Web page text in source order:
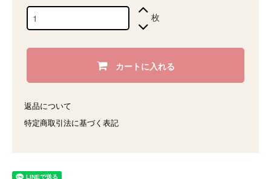
枚
カートに入れる
返品について
特定商取引法に基づく表記